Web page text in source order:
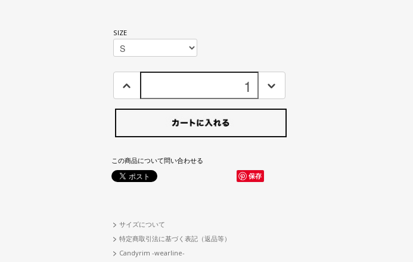
SIZE
この商品について問い合わせる
保存
サイズについて
特定商取引法に基づく表記（返品等）
Candyrim -wearline-